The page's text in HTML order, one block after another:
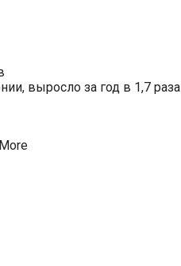
выросло за год в 1,7 раза